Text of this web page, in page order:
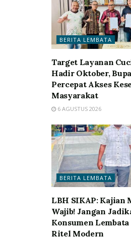
BERITA LEMBATA
Target Layanan
Hadir Oktober,
Percepat Akses
Masyarakat
6 AGUSTUS 2026
BERITA LEMBATA
LBH SIKAP: Kajian
Wajib! Jangan
Konsumen
Ritel Modern